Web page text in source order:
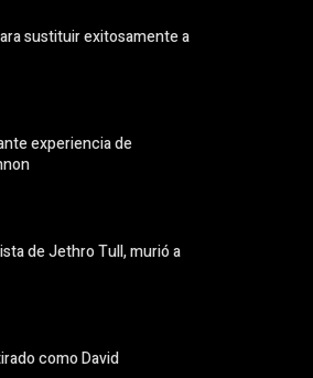
sustituir exitosamente a
experiencia de
de Jethro Tull, murió a
como David